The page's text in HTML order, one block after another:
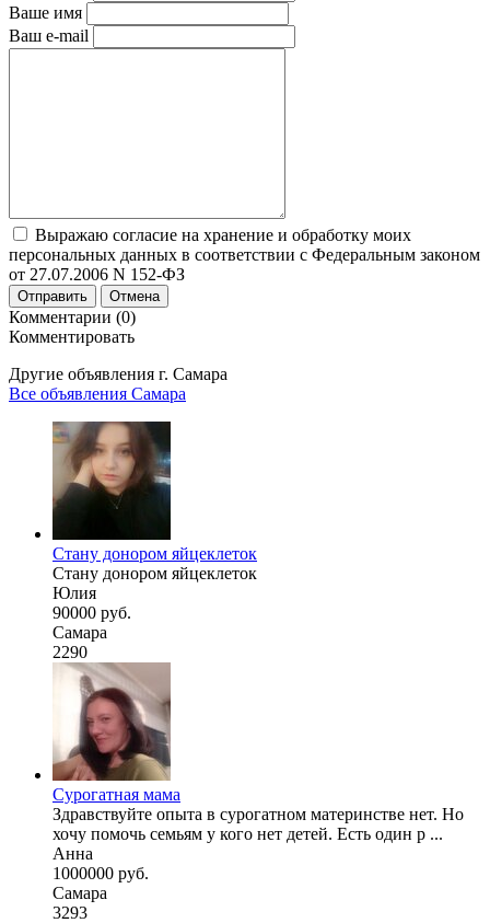
Ваше имя
Ваш e-mail
Выражаю согласие на хранение и обработку моих
персональных данных в соответствии с Федеральным законом
от 27.07.2006 N 152-ФЗ
Отправить Отмена
Комментарии (0)
Комментировать
Другие объявления г. Самара
Все объявления Самара
Стану донором яйцеклеток
Стану донором яйцеклеток
Юлия
90000 руб.
Самара
2290
Сурогатная мама
Здравствуйте опыта в сурогатном материнстве нет. Но
хочу помочь семьям у кого нет детей. Есть один р ...
Анна
1000000 руб.
Самара
3293